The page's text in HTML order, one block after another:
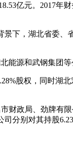
亿元。2017年
下，湖北省委、
源和武钢集团等
股权，同时湖
政局、劲牌有
别对其持股